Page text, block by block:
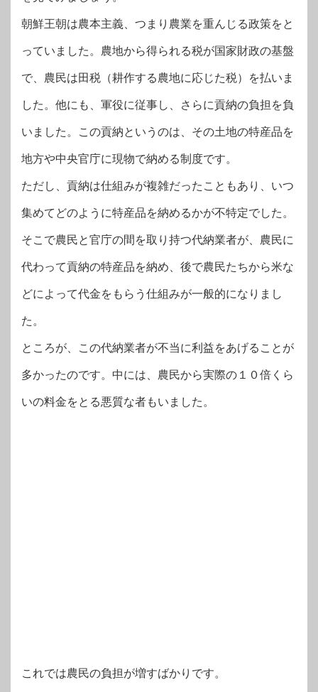
朝鮮王朝は農本主義、つまり農業を重んじる政策をと
っていました。農地から得られる税が国家財政の基盤
で、農民は田税（耕作する農地に応じた税）を払いま
した。他にも、軍役に従事し、さらに貢納の負担を負
いました。この貢納というのは、その土地の特産品を
地方や中央官庁に現物で納める制度です。
ただし、貢納は仕組みが複雑だったこともあり、いつ
集めてどのように特産品を納めるかが不特定でした。
そこで農民と官庁の間を取り持つ代納業者が、農民に
代わって貢納の特産品を納め、後で農民たちから米な
どによって代金をもらう仕組みが一般的になりまし
た。
ところが、この代納業者が不当に利益をあげることが
多かったのです。中には、農民から実際の１０倍くら
いの料金をとる悪質な者もいました。
これでは農民の負担が増すばかりです。